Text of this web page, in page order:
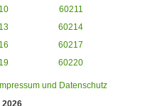
60211
60214
60217
60220
Impressum und Datenschutz